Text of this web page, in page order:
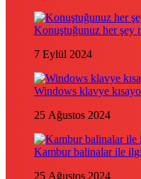
Konuştuğunuz her şey
7 Eylül 2024
Windows klavye
25 Ağustos 2024
Kambur balinalar ile
25 Ağustos 2024